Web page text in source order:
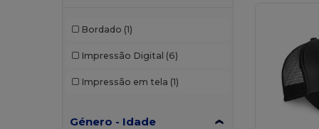
Bordado (1)
Impressão Digital (6)
Impressão em tela (1)
Género - Idade